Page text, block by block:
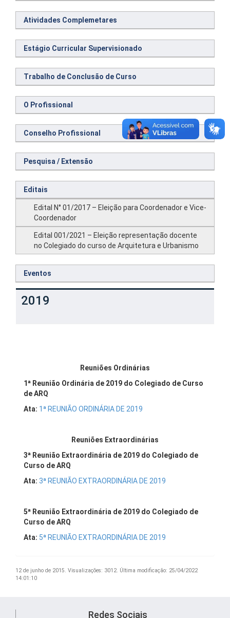
Atividades Complemetares
Estágio Curricular Supervisionado
Trabalho de Conclusão de Curso
O Profissional
Conselho Profissional
Pesquisa / Extensão
Editais
Edital N° 01/2017 – Eleição para Coordenador e Vice-
Coordenador
Edital 001/2021 – Eleição representação docente
no Colegiado do curso de Arquitetura e Urbanismo
Eventos
2019
Reuniões Ordinárias
1ª Reunião Ordinária de 2019 do Colegiado de Curso
de ARQ
Ata: 1ª REUNIÃO ORDINÁRIA DE 2019
Reuniões Extraordinárias
3ª Reunião Extraordinária de 2019 do Colegiado de
Curso de ARQ
Ata: 3ª REUNIÃO EXTRAORDINÁRIA DE 2019
5ª Reunião Extraordinária de 2019 do Colegiado de
Curso de ARQ
Ata: 5ª REUNIÃO EXTRAORDINÁRIA DE 2019
12 de junho de 2015. Visualizações: 3012. Última modificação: 25/04/2022
14:01:10
Redes Sociais